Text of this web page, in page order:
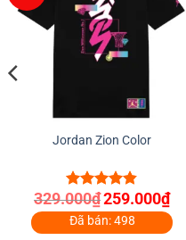
Jordan Zion Color
4.80out of
5
329.000₫Giá
gốc
là:
329.000₫.
259.000₫Giá
hiện
tại
là:
Đã bán: 498